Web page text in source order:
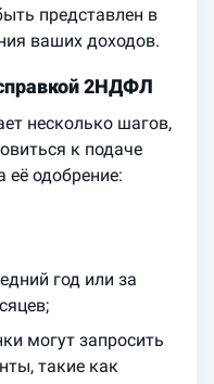
представлен в
ваших доходов.
2НДФЛ
несколько шагов,
к подаче
её одобрение:
год или за
могут запросить
такие как